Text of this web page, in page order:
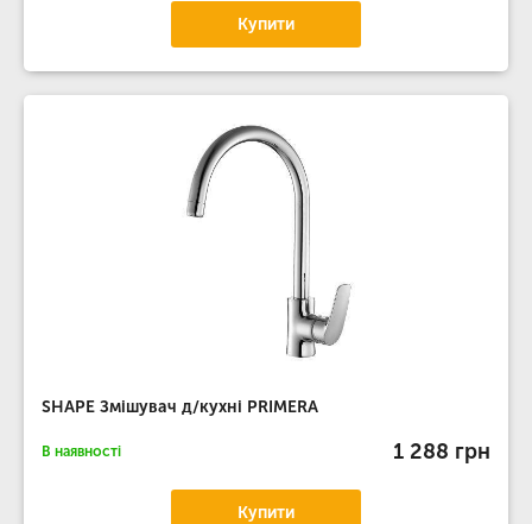
Купити
SHAPE Змішувач д/кухні PRIMERA
В наявності 1 288 грн
Купити